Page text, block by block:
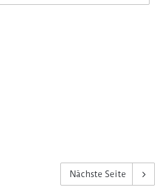
Nächste Seite